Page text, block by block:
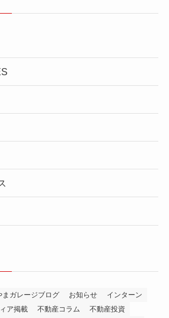
まガレージブログ お知らせ
インターン
ア掲載 不動産コラム
不動産投資